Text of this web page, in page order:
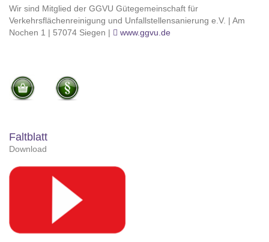
Wir sind Mitglied der GGVU Gütegemeinschaft für
Verkehrsflächenreinigung und Unfallstellensanierung e.V. | Am
Nochen 1 | 57074 Siegen |
www.ggvu.de
Faltblatt
Download